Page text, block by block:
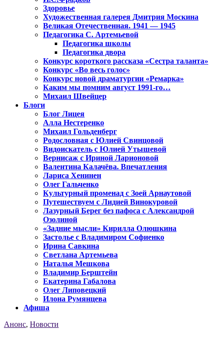
Здоровье
Художественная галерея Дмитрия Москина
Великая Отечественная. 1941 — 1945
Педагогика С. Артемьевой
Педагогика школы
Педагогика двора
Конкурс короткого рассказа «Сестра таланта»
Конкурс «Во весь голос»
Конкурс новой драматургии «Ремарка»
Каким мы помним август 1991-го…
Михаил Швейцер
Блоги
Блог Лицея
Алла Нестеренко
Михаил Гольденберг
Родословная с Юлией Свинцовой
Видоискатель с Юлией Утышевой
Вернисаж с Ириной Ларионовой
Валентина Калачёва. Впечатления
Лариса Хенинен
Олег Гальченко
Культурный променад с Зоей Арнаутовой
Путешествуем с Лидией Винокуровой
Лазурный Берег без пафоса с Александрой
Озолиной
«Задние мысли» Кирилла Олюшкина
Застолье с Владимиром Софиенко
Ирина Савкина
Светлана Артемьева
Наталья Мешкова
Владимир Берштейн
Екатерина Габалова
Олег Липовецкий
Илона Румянцева
Афиша
Анонс, Новости